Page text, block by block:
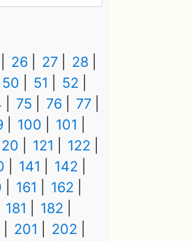
26 27
28
50 51
52
75 76
77
100
101
121
122
141
142
161
162
181
182
201
202